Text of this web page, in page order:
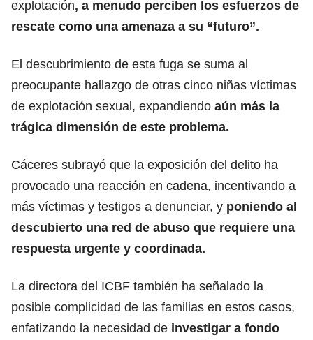
explotación, a menudo perciben los esfuerzos de
rescate como una amenaza a su “futuro”.
El descubrimiento de esta fuga se suma al
preocupante hallazgo de otras cinco niñas víctimas
de explotación sexual, expandiendo aún más la
trágica dimensión de este problema.
Cáceres subrayó que la exposición del delito ha
provocado una reacción en cadena, incentivando a
más víctimas y testigos a denunciar, y poniendo al
descubierto una red de abuso que requiere una
respuesta urgente y coordinada.
La directora del ICBF también ha señalado la
posible complicidad de las familias en estos casos,
enfatizando la necesidad de investigar a fondo